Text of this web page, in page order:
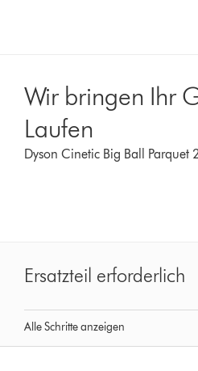
Wir bringen Ihr
Laufen
Dyson Cinetic Big Ball Parquet
Alle Schritte anzeigen
Ersatzteil erforderlich